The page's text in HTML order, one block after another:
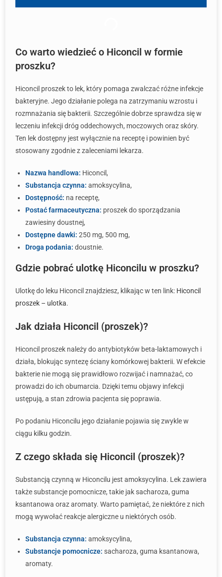
Co warto wiedzieć o Hiconcil w formie
proszku?
Hiconcil proszek to lek, który pomaga zwalczać różne infekcje
bakteryjne. Jego działanie polega na zatrzymaniu wzrostu i
rozmnażania się bakterii. Szczególnie dobrze sprawdza się w
leczeniu infekcji dróg oddechowych, moczowych oraz skóry.
Ten lek dostępny jest wyłącznie na receptę i powinien być
stosowany zgodnie z zaleceniami lekarza.
Nazwa handlowa: Hiconcil,
Substancja czynna: amoksycylina,
Dostępność: na receptę,
Postać farmaceutyczna: proszek do sporządzania
zawiesiny doustnej,
Dostępne dawki: 250 mg, 500 mg,
Droga podania: doustnie.
Gdzie pobrać ulotkę Hiconcilu w proszku?
Ulotkę do leku Hiconcil znajdziesz, klikając w ten link: Hiconcil
proszek – ulotka.
Jak działa Hiconcil (proszek)?
Hiconcil proszek należy do antybiotyków beta-laktamowych i
działa, blokując syntezę ściany komórkowej bakterii. W efekcie
bakterie nie mogą się prawidłowo rozwijać i namnażać, co
prowadzi do ich obumarcia. Dzięki temu objawy infekcji
ustępują, a stan zdrowia pacjenta się poprawia.
Po podaniu Hiconcilu jego działanie pojawia się zwykle w
ciągu kilku godzin.
Z czego składa się Hiconcil (proszek)?
Substancją czynną w Hiconcilu jest amoksycylina. Lek zawiera
także substancje pomocnicze, takie jak sacharoza, guma
ksantanowa oraz aromaty. Warto pamiętać, że niektóre z nich
mogą wywołać reakcje alergiczne u niektórych osób.
Substancja czynna: amoksycylina,
Substancje pomocnicze: sacharoza, guma ksantanowa,
aromaty.